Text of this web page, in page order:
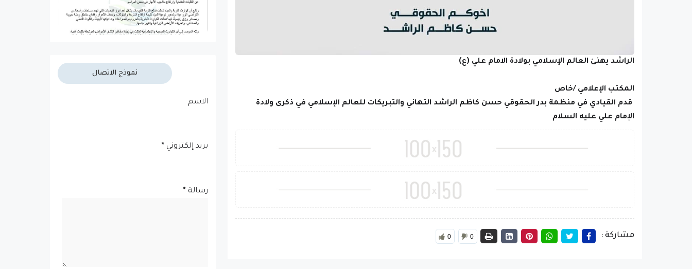
الراشد يهنئ العالم الإسلامي بولادة الامام علي (ع)
المكتب الإعلامي /خاص
قدم القيادي في منظمة بدر الحقوقي حسن كاظم الراشد التهاني والتبريكات للعالم الإسلامي في ذكرى ولادة
الإمام علي عليه السلام
مشاركة : 0 0
نموذج الاتصال
الاسم
بريد إلكتروني *
رسالة *